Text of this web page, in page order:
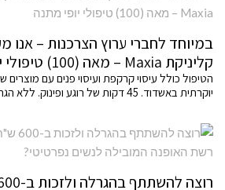
במיוחד לחברי ערוץ הצרכנות – אנו
קליניקת Maxia – מאה (100) טיפולי יופי מתנה
הטיפול כולל עיסוי קרקפת ועיסוי פנים עם
יוקרתית באשדוד. 45 דקות של רוגע ופינוק. ללא הגרלה וללא תחרות